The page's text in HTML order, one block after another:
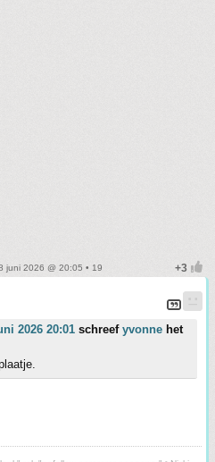
juni 2026 @ 20:05 • 19
2026 20:01 schreef yvonne het